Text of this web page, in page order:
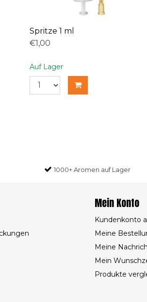
Spritze 1 ml
€1,00
Auf Lager
1000+ Aromen auf Lager
Mein Konto
Kundenkonto
Meine
Meine
Mein
Produkte